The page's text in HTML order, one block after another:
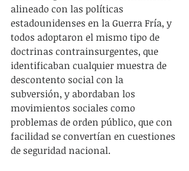
alineado con las políticas
estadounidenses en la Guerra Fría, y
todos adoptaron el mismo tipo de
doctrinas contrainsurgentes, que
identificaban cualquier muestra de
descontento social con la
subversión, y abordaban los
movimientos sociales como
problemas de orden público, que con
facilidad se convertían en cuestiones
de seguridad nacional.